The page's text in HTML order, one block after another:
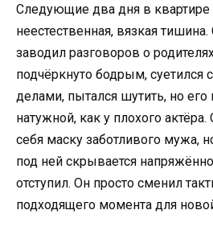
Следующие два дня в квартире
неестественная, вязкая
заводил разговоров о
подчёркнуто бодрым, суетился
делами, пытался шутить, но
натужной, как у плохого
себя маску заботливого мужа,
под ней скрывается
отступил. Он просто сменил
подходящего момента для